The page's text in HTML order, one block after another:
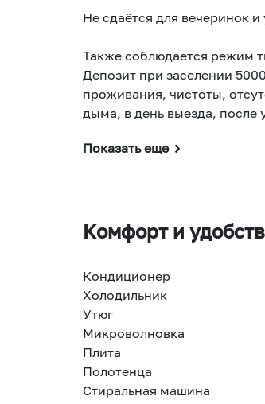
Не сдаётся для вечеринок
Также соблюдается режим
Депозит при заселении
проживания, чистоты,
дыма, в день выезда, после
Показать еще
Комфорт и
Кондиционер
Холодильник
Утюг
Микроволновка
Плита
Полотенца
Стиральная машина